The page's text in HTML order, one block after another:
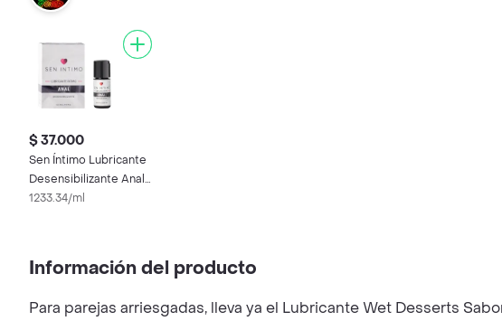
$ 37.000
Sen Íntimo Lubricante
Desensibilizante Anal
30 mL
1233.34/ml
Información del producto
Para parejas arriesgadas, lleva ya el Lubricante Wet Desserts